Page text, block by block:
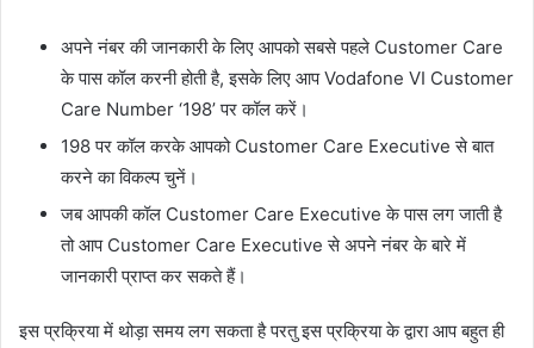
अपने नंबर की जानकारी के लिए आपको सबसे पहले Customer Care
के पास कॉल करनी होती है, इसके लिए आप Vodafone VI Customer
Care Number ‘198’ पर कॉल करें।
198 पर कॉल करके आपको Customer Care Executive से बात
करने का विकल्प चुनें।
जब आपकी कॉल Customer Care Executive के पास लग जाती है
तो आप Customer Care Executive से अपने नंबर के बारे में
जानकारी प्राप्त कर सकते हैं।
इस प्रक्रिया में थोड़ा समय लग सकता है परतु इस प्रक्रिया के द्वारा आप बहुत ही